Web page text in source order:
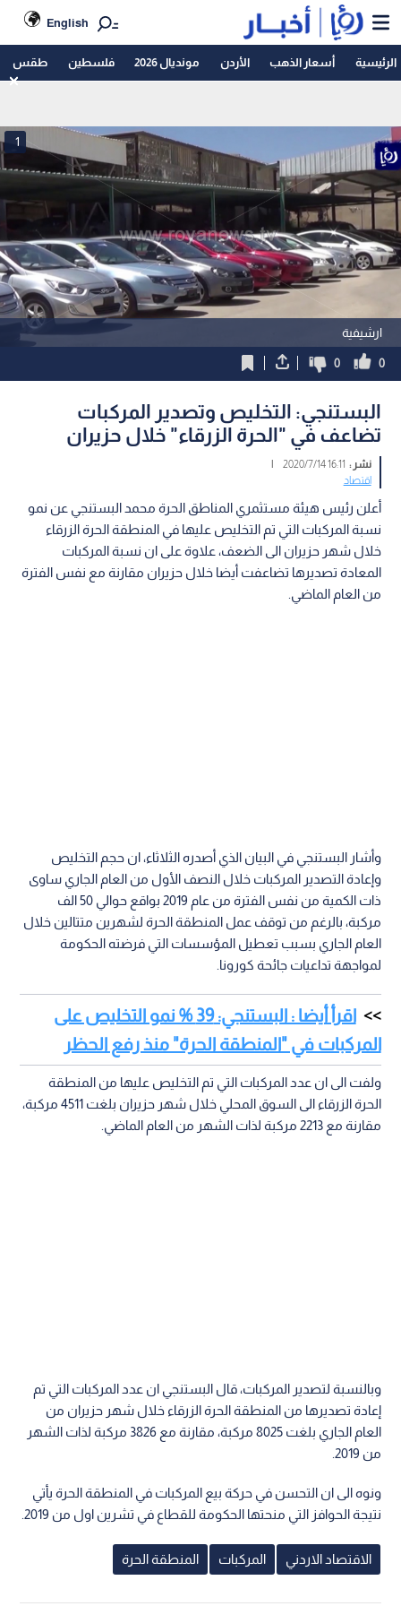
English
الرئيسية أسعار الذهب الأردن مونديال 2026 فلسطين طقس
ارشيفية
1
0
0
البستنجي: التخليص وتصدير المركبات
تضاعف في "الحرة الزرقاء" خلال حزيران
نشر : 16:11 2020/7/14
|
اقتصاد
أعلن رئيس هيئة مستثمري المناطق الحرة محمد البستنجي عن نمو
نسبة المركبات التي تم التخليص عليها في المنطقة الحرة الزرقاء
خلال شهر حزيران الى الضعف، علاوة على ان نسبة المركبات
المعادة تصديرها تضاعفت أيضا خلال حزيران مقارنة مع نفس الفترة
من العام الماضي.
وأشار البستنجي في البيان الذي أصدره الثلاثاء، ان حجم التخليص
وإعادة التصدير المركبات خلال النصف الأول من العام الجاري ساوى
ذات الكمية من نفس الفترة من عام 2019 بواقع حوالي 50 الف
مركبة، بالرغم من توقف عمل المنطقة الحرة لشهرين متتالين خلال
العام الجاري بسبب تعطيل المؤسسات التي فرضته الحكومة
لمواجهة تداعيات جائحة كورونا.
اقرأ أيضا : البستنجي: 39 % نمو التخليص على
المركبات في "المنطقة الحرة" منذ رفع الحظر
ولفت الى ان عدد المركبات التي تم التخليص عليها من المنطقة
الحرة الزرقاء الى السوق المحلي خلال شهر حزيران بلغت 4511 مركبة،
مقارنة مع 2213 مركبة لذات الشهر من العام الماضي.
وبالنسبة لتصدير المركبات، قال البستنجي ان عدد المركبات التي تم
إعادة تصديرها من المنطقة الحرة الزرقاء خلال شهر حزيران من
العام الجاري بلغت 8025 مركبة، مقارنة مع 3826 مركبة لذات الشهر
من 2019.
ونوه الى ان التحسن في حركة بيع المركبات في المنطقة الحرة يأتي
نتيجة الحوافز التي منحتها الحكومة للقطاع في تشرين اول من 2019.
الاقتصاد الاردني المركبات المنطقة الحرة